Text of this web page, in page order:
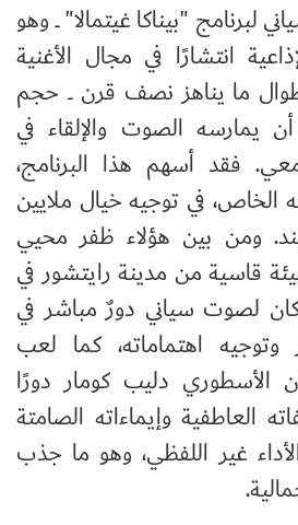
لبرنامج "بيناكا غيتمالا" ــ وهو
انتشارًا في مجال الأغنية
طوال ما يناهز نصف قرن ــ حجم
يمارسه الصوت والإلقاء في
فقد أسهم هذا البرنامج،
الخاص، في توجيه خيال ملايين
ومن بين هؤلاء ظفر محيي
قاسية من مدينة رايتشور في
كان لصوت سياني دورٌ مباشر في
اهتماماته، كما لعب
الأسطوري دليب كومار دورًا
العاطفية وإيماءاته الصامتة
غير اللفظي، وهو ما جذب